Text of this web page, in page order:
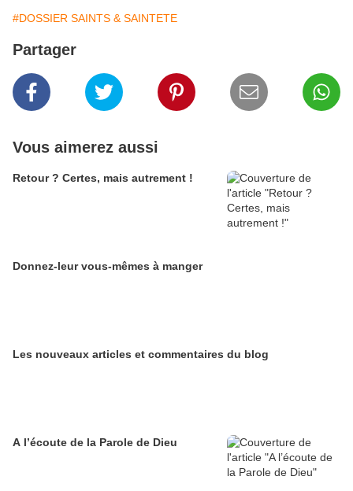
#DOSSIER SAINTS & SAINTETE
Partager
Vous aimerez aussi
Retour ? Certes, mais autrement !
Donnez-leur vous-mêmes à manger
Les nouveaux articles et commentaires du blog
A l’écoute de la Parole de Dieu